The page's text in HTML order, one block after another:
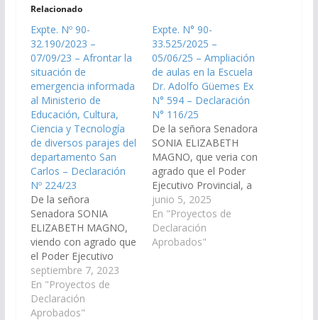
Relacionado
Expte. Nº 90-
32.190/2023 –
07/09/23 – Afrontar la
situación de
emergencia informada
al Ministerio de
Educación, Cultura,
Ciencia y Tecnología
de diversos parajes del
departamento San
Carlos – Declaración
Nº 224/23
De la señora
Senadora SONIA
ELIZABETH MAGNO,
viendo con agrado que
el Poder Ejecutivo
Provincial, disponga las
medidas urgentes y
necesarias para
afrontar la situación de
septiembre 7, 2023
En "Proyectos de
Declaración
Aprobados"
Expte. N° 90-
33.525/2025 –
05/06/25 – Ampliación
de aulas en la Escuela
Dr. Adolfo Güemes Ex
N° 594 – Declaración
N° 116/25
De la señora Senadora
SONIA ELIZABETH
MAGNO, que veria con
agrado que el Poder
Ejecutivo Provincial, a
través de los
Ministerios de
Educación, Cultura,
Ciencia Tecnología y
junio 5, 2025
En "Proyectos de
Declaración
Aprobados"